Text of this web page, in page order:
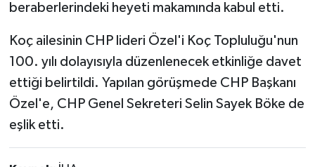
beraberlerindeki heyeti makamında kabul etti.
Koç ailesinin CHP lideri Özel'i Koç Topluluğu'nun
100. yılı dolayısıyla düzenlenecek etkinliğe davet
ettiği belirtildi. Yapılan görüşmede CHP Başkanı
Özel'e, CHP Genel Sekreteri Selin Sayek Böke de
eşlik etti.